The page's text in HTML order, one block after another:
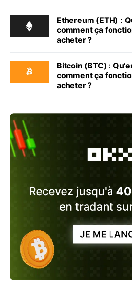
Ethereum (ETH) :
comment ça
acheter ?
Bitcoin (BTC) :
comment ça
acheter ?